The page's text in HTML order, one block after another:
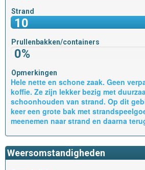
Strand
10
Prullenbakken/containers
0%
Opmerkingen
Hele nette en schone zaak. Geen
koffie. Ze zijn lekker bezig met
schoonhouden van strand. Op dit
keer een grote bak met
meenemen naar strand en daarna
Weersomstandigheden